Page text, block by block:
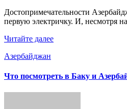
Достопримечательности Азербайджана Это страна восточного гостеприимства, суровых скалистых гор и ласкового моря. Именно здесь пробурили первую нефтяную скважину и запустили
первую электричку. И, несмотря
Читайте далее
Азербайджан
Что посмотреть в Баку и